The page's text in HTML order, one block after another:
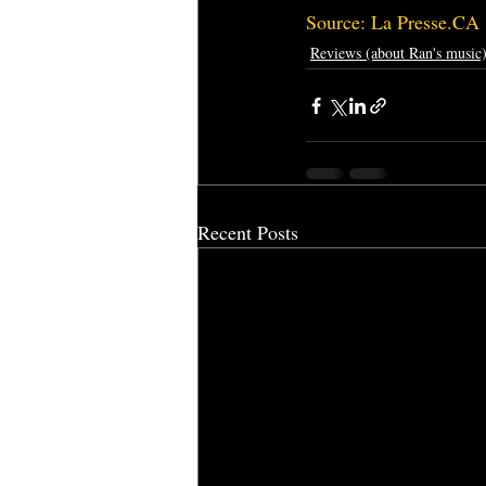
Source: La Presse.CA
Reviews (about Ran's music)
Recent Posts